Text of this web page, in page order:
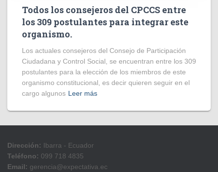
Todos los consejeros del CPCCS entre
los 309 postulantes para integrar este
organismo.
Los actuales consejeros del Consejo de Participación
Ciudadana y Control Social, se encuentran entre los 309
postulantes para la elección de los miembros de este
organismo constitucional, es decir quieren seguir en el
cargo algunos Leer más
Dirección: Ibarra - Ecuador
Teléfono: 099 718 4835
Email: gerencia@expectativa.ec